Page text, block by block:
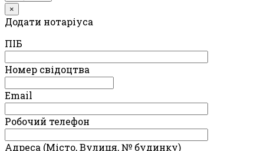
×
Додати нотаріуса
ПIБ
Номер свідоцтва
Email
Робочий телефон
Адреса (Місто, Вулиця, № будинку)